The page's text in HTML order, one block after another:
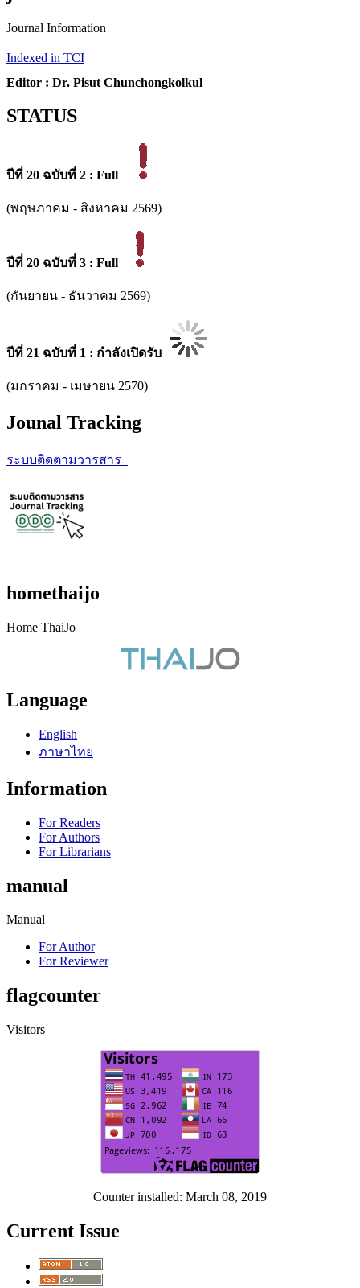
Journal Information
Indexed in TCI
Editor : Dr. Pisut Chunchongkolkul
STATUS
ปีที่ 20 ฉบับที่ 2 : Full
(พฤษภาคม - สิงหาคม 2569)
ปีที่ 20 ฉบับที่ 3 : Full
(กันยายน - ธันวาคม 2569)
ปีที่ 21 ฉบับที่ 1 : กำลังเปิดรับ
(มกราคม - เมษายน 2570)
Jounal Tracking
ระบบติดตามวารสาร
homethaijo
Home ThaiJo
Language
English
ภาษาไทย
Information
For Readers
For Authors
For Librarians
manual
Manual
For Author
For Reviewer
flagcounter
Visitors
Counter installed: March 08, 2019
Current Issue